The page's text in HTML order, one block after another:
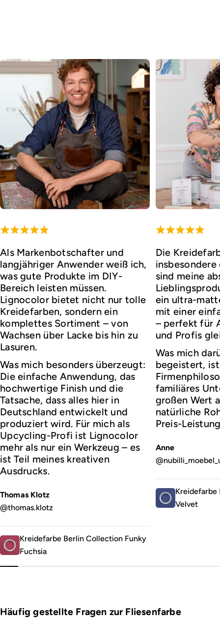
Als Markenbotschafter und
langjähriger Anwender weiß ich,
was gute Produkte im DIY-
Bereich leisten müssen.
Lignocolor bietet nicht nur tolle
Kreidefarben, sondern ein
komplettes Sortiment – von
Wachsen über Lacke bis hin zu
Lasuren.
Was mich besonders überzeugt:
Die einfache Anwendung, das
hochwertige Finish und die
Tatsache, dass alles hier in
Deutschland entwickelt und
produziert wird. Für mich als
Upcycling-Profi ist Lignocolor
mehr als nur ein Werkzeug – es
ist Teil meines kreativen
Ausdrucks.
Thomas Klotz
@thomas.klotz
Kreidefarbe Berlin Collection Funky
Fuchsia
Die
sind meine
ein ultra-
mit einer
– perfekt für
und Profis
Was mich
begeistert,
familiäres
großen Wert
natürliche
Preis-
Anne
Kreidefarbe
Velvet
Häufig gestellte Fragen zur Fliesenfarbe